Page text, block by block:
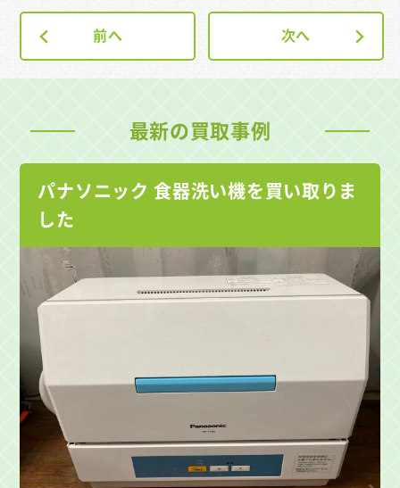
前へ 次へ
最新の買取事例
パナソニック 食器洗い機を買い取りま
した